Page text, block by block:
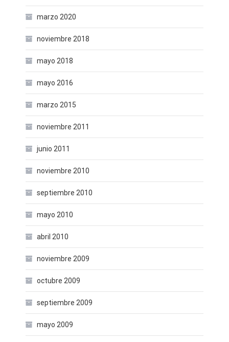
marzo 2020
noviembre 2018
mayo 2018
mayo 2016
marzo 2015
noviembre 2011
junio 2011
noviembre 2010
septiembre 2010
mayo 2010
abril 2010
noviembre 2009
octubre 2009
septiembre 2009
mayo 2009